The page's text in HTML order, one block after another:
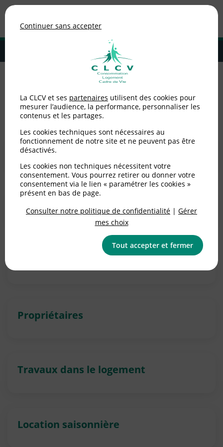
MENU
Adhérer à la CLCV
Logement
Locataires HLM
Locataires privé
Propriétaires
Travaux dans le logement
Location saisonnière
Continuer sans accepter
La CLCV et ses partenaires utilisent des cookies pour
mesurer l’audience, la performance, personnaliser les
contenus et les partages.
Les cookies techniques sont nécessaires au
fonctionnement de notre site et ne peuvent pas être
désactivés.
Les cookies non techniques nécessitent votre
consentement. Vous pourrez retirer ou donner votre
consentement via le lien « paramétrer les cookies »
présent en bas de page.
Consulter notre politique de confidentialité | Gérer
mes choix
Tout accepter et fermer